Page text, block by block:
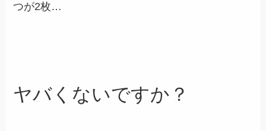
つが2枚…
ヤバくないですか？